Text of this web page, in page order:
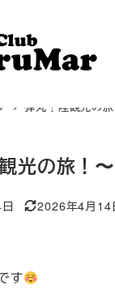
弾丸！陸観光の
光の旅！
更新日
2026年4月14
す